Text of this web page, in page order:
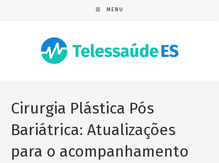
MENU
Cirurgia Plástica Pós
Bariátrica: Atualizações
para o acompanhamento